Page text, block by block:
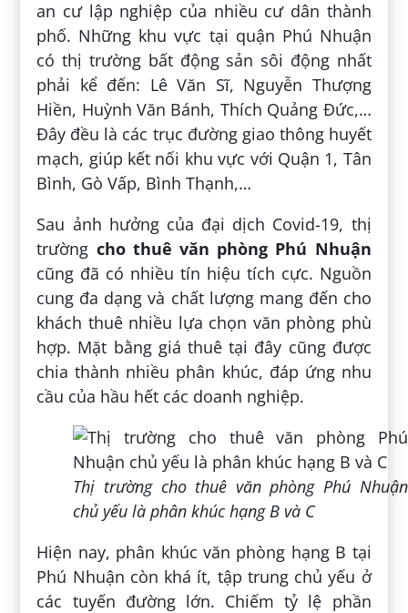
an cư lập nghiệp của nhiều cư dân thành
phố. Những khu vực tại quận Phú Nhuận
có thị trường bất động sản sôi động nhất
phải kể đến: Lê Văn Sĩ, Nguyễn Thượng
Hiền, Huỳnh Văn Bánh, Thích Quảng Đức,…
Đây đều là các trục đường giao thông huyết
mạch, giúp kết nối khu vực với Quận 1, Tân
Bình, Gò Vấp, Bình Thạnh,…
Sau ảnh hưởng của đại dịch Covid-19, thị
trường cho thuê văn phòng Phú Nhuận
cũng đã có nhiều tín hiệu tích cực. Nguồn
cung đa dạng và chất lượng mang đến cho
khách thuê nhiều lựa chọn văn phòng phù
hợp. Mặt bằng giá thuê tại đây cũng được
chia thành nhiều phân khúc, đáp ứng nhu
cầu của hầu hết các doanh nghiệp.
Thị trường cho thuê văn phòng Phú Nhuận
chủ yếu là phân khúc hạng B và C
Hiện nay, phân khúc văn phòng hạng B tại
Phú Nhuận còn khá ít, tập trung chủ yếu ở
các tuyến đường lớn. Chiếm tỷ lệ phần